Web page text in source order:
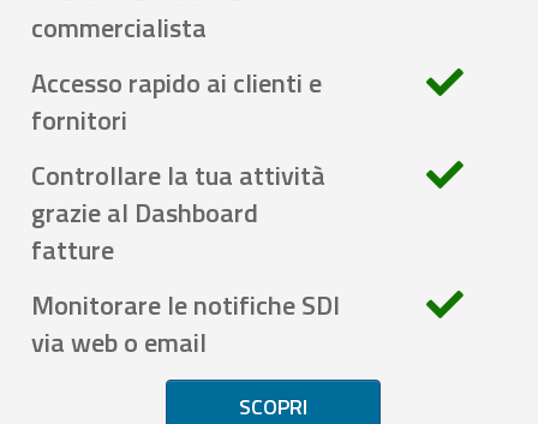
commercialista
Accesso rapido ai clienti e
fornitori
Controllare la tua attività
grazie al Dashboard
fatture
Monitorare le notifiche SDI
via web o email
SCOPRI